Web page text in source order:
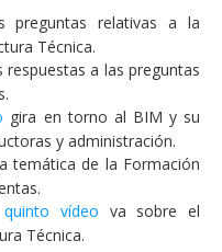
preguntas relativas a la
Técnica.
respuestas a las preguntas
gira en torno al BIM y su
y administración.
temática de la Formación
quinto vídeo va sobre el
Técnica.